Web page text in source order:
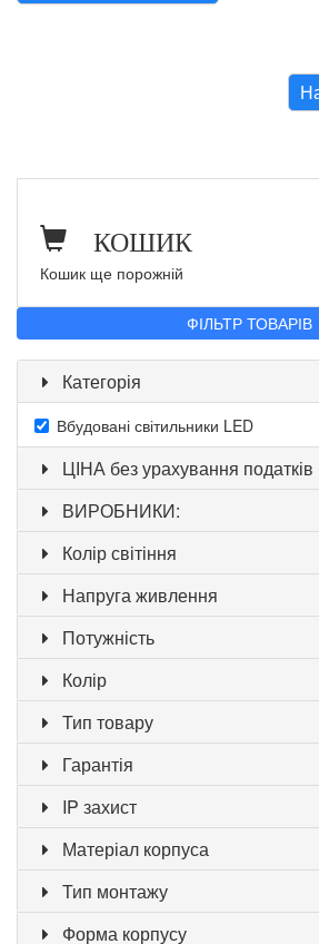
КОШИК
Кошик ще порожній
ФІЛЬТР ТОВАРІВ
Категорія
Вбудовані світильники LED
ЦІНА без урахування податків
ВИРОБНИКИ:
Колір світіння
Напруга живлення
Потужність
Колір
Тип товару
Гарантія
IP захист
Матеріал корпуса
Тип монтажу
Форма корпусу